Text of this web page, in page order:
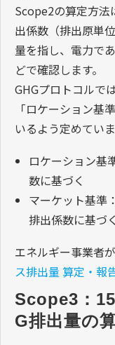
Scope2の算定方
出係数（排出原単
量を指し、電力で
どで確認します。
GHGプロトコルで
「ロケーション基
いるよう定めていま
ロケーション基
数に基づく
マーケット基準
排出係数に基づく
エネルギー事業者
ス排出量 算定・報
Scope3：
G排出量の